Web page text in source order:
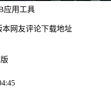
应用工具
本网友评论下载地址